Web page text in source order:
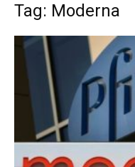
Tag: Moderna